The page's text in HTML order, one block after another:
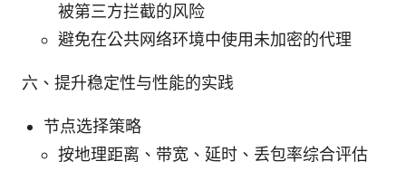
被第三方拦截的风险
避免在公共网络环境中使用未加密的代理
六、提升稳定性与性能的实践
节点选择策略
按地理距离、带宽、延时、丢包率综合评估